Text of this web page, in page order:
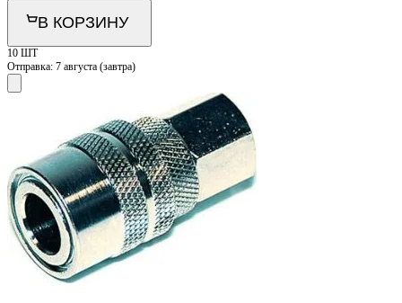
В КОРЗИНУ
10 ШТ
Отправка: 7 августа (завтра)